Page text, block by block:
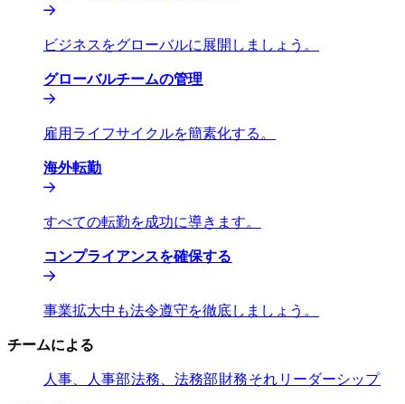
ビジネスをグローバルに展開しましょう。​​
グローバルチームの管理​​
雇用ライフサイクルを簡素化する。​​
海外転勤​​
すべての転勤を成功に導きます。​​
コンプライアンスを確保する​​
事業拡大中も法令遵守を徹底しましょう。​​
チームによる​​
人事、人事部​​法務、法務部​​財務​​それ​​ リーダーシップ​​